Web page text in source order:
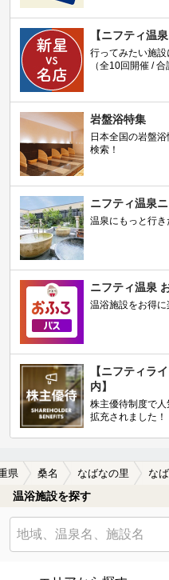
【ニフティ温
行ってみたい施設
（全10回開催 / 合
岩盤浴特集
日本全国の岩盤
検索！
ニフティ温泉
温泉にもっと行
ニフティ温泉
温浴施設をお得
【ニフティラ
内】
株主優待制度で
拡充されました！
県 桑名 なばなの里
温浴施設を探す